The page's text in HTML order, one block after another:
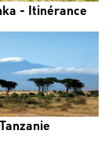
- Itinérance
Tanzanie